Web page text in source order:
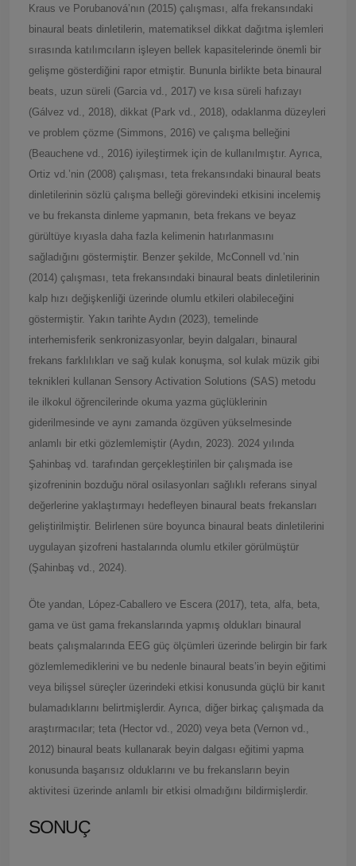
Kraus ve Porubanová’nın (2015) çalışması, alfa frekansındaki
binaural beats dinletilerin, matematiksel dikkat dağıtma işlemleri
sırasında katılımcıların işleyen bellek kapasitelerinde önemli bir
gelişme gösterdiğini rapor etmiştir. Bununla birlikte beta binaural
beats, uzun süreli (Garcia vd., 2017) ve kısa süreli hafızayı
(Gálvez vd., 2018), dikkat (Park vd., 2018), odaklanma düzeyleri
ve problem çözme (Simmons, 2016) ve çalışma belleğini
(Beauchene vd., 2016) iyileştirmek için de kullanılmıştır. Ayrıca,
Ortiz vd.’nin (2008) çalışması, teta frekansındaki binaural beats
dinletilerinin sözlü çalışma belleği görevindeki etkisini incelemiş
ve bu frekansta dinleme yapmanın, beta frekans ve beyaz
gürültüye kıyasla daha fazla kelimenin hatırlanmasını
sağladığını göstermiştir. Benzer şekilde, McConnell vd.’nin
(2014) çalışması, teta frekansındaki binaural beats dinletilerinin
kalp hızı değişkenliği üzerinde olumlu etkileri olabileceğini
göstermiştir. Yakın tarihte Aydın (2023), temelinde
interhemisferik senkronizasyonlar, beyin dalgaları, binaural
frekans farklılıkları ve sağ kulak konuşma, sol kulak müzik gibi
teknikleri kullanan Sensory Activation Solutions (SAS) metodu
ile ilkokul öğrencilerinde okuma yazma güçlüklerinin
giderilmesinde ve aynı zamanda özgüven yükselmesinde
anlamlı bir etki gözlemlemiştir (Aydın, 2023). 2024 yılında
Şahinbaş vd. tarafından gerçekleştirilen bir çalışmada ise
şizofreninin bozduğu nöral osilasyonları sağlıklı referans sinyal
değerlerine yaklaştırmayı hedefleyen binaural beats frekansları
geliştirilmiştir. Belirlenen süre boyunca binaural beats dinletilerini
uygulayan şizofreni hastalarında olumlu etkiler görülmüştür
(Şahinbaş vd., 2024).
Öte yandan, López-Caballero ve Escera (2017), teta, alfa, beta,
gama ve üst gama frekanslarında yapmış oldukları binaural
beats çalışmalarında EEG güç ölçümleri üzerinde belirgin bir fark
gözlemlemediklerini ve bu nedenle binaural beats’in beyin eğitimi
veya bilişsel süreçler üzerindeki etkisi konusunda güçlü bir kanıt
bulamadıklarını belirtmişlerdir. Ayrıca, diğer birkaç çalışmada da
araştırmacılar; teta (Hector vd., 2020) veya beta (Vernon vd.,
2012) binaural beats kullanarak beyin dalgası eğitimi yapma
konusunda başarısız olduklarını ve bu frekansların beyin
aktivitesi üzerinde anlamlı bir etkisi olmadığını bildirmişlerdir.
SONUÇ